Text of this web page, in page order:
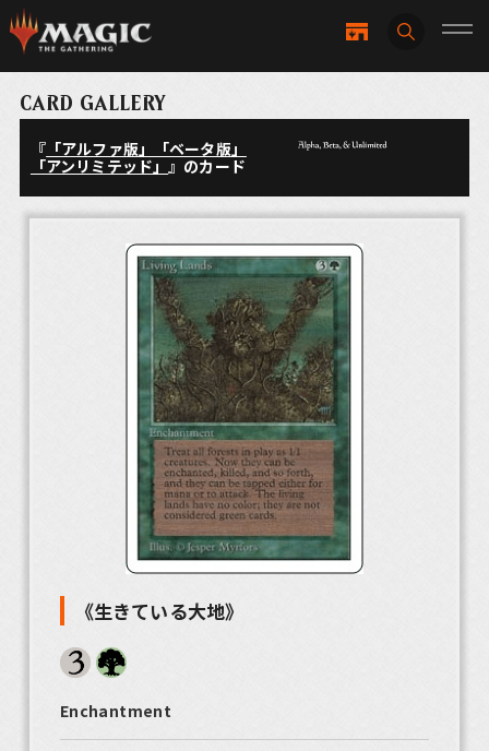
CARD GALLERY
『 「アルファ版」「ベータ版」
「アンリミテッド」』のカード
《生きている大地》
Enchantment